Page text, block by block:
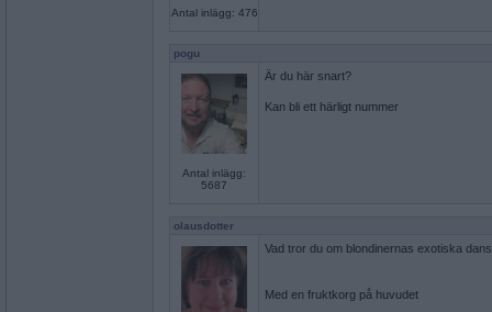
Antal inlägg: 476
pogu
Antal inlägg:
5687
Är du här snart?
Kan bli ett härligt nummer
olausdotter
Vad tror du om blondinernas exotiska
Med en fruktkorg på huvudet